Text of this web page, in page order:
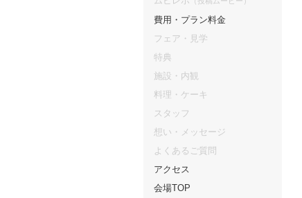
費用・プラン料金
フェア・見学
特典
施設・内観
料理・ケーキ
スタッフ
想い・メッセージ
よくあるご質問
アクセス
会場TOP